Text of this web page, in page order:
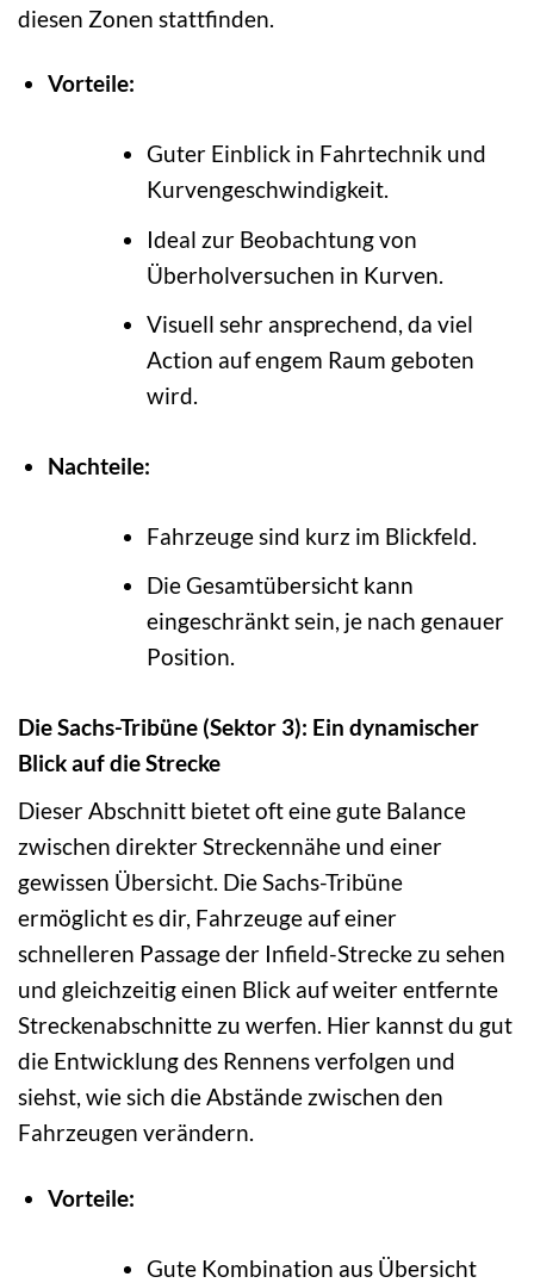
diesen Zonen stattfinden.
Vorteile:
Guter Einblick in Fahrtechnik und
Kurvengeschwindigkeit.
Ideal zur Beobachtung von
Überholversuchen in Kurven.
Visuell sehr ansprechend, da viel
Action auf engem Raum geboten
wird.
Nachteile:
Fahrzeuge sind kurz im Blickfeld.
Die Gesamtübersicht kann
eingeschränkt sein, je nach genauer
Position.
Die Sachs-Tribüne (Sektor 3): Ein dynamischer
Blick auf die Strecke
Dieser Abschnitt bietet oft eine gute Balance
zwischen direkter Streckennähe und einer
gewissen Übersicht. Die Sachs-Tribüne
ermöglicht es dir, Fahrzeuge auf einer
schnelleren Passage der Infield-Strecke zu sehen
und gleichzeitig einen Blick auf weiter entfernte
Streckenabschnitte zu werfen. Hier kannst du gut
die Entwicklung des Rennens verfolgen und
siehst, wie sich die Abstände zwischen den
Fahrzeugen verändern.
Vorteile:
Gute Kombination aus Übersicht